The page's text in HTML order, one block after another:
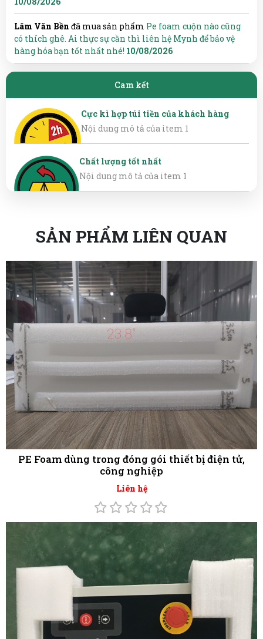
Lâm Văn Bền đã mua sản phẩm Pe foam cuộn nào cũng
có thích ghê. Ai thực sự cần thì liên hệ Mynh để bảo vệ
hàng hóa bạn tốt nhất nhé! 10/08/2026
Cam kết
Cực kì hợp túi tiền của khách hàng
Nội dung mô tả của item 1
Chất lượng tốt nhất
Nội dung mô tả của item 1
SẢN PHẨM LIÊN QUAN
PE Foam dùng trong đóng gói thiết bị điện tử,
công nghiệp
Liên hệ